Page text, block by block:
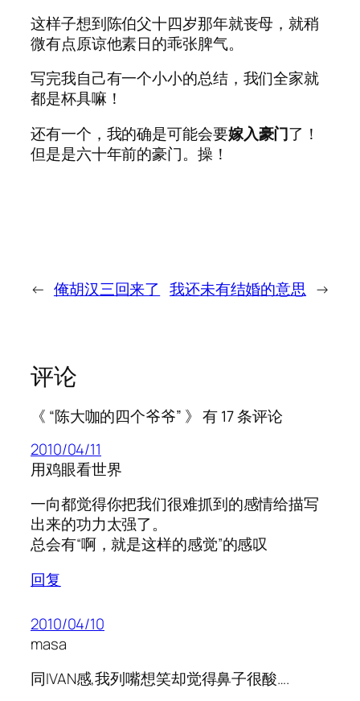
这样子想到陈伯父十四岁那年就丧母，就稍
微有点原谅他素日的乖张脾气。
写完我自己有一个小小的总结，我们全家就
都是杯具嘛！
还有一个，我的确是可能会要嫁入豪门了！
但是是六十年前的豪门。操！
← 俺胡汉三回来了 我还未有结婚的意思 →
评论
《 “陈大咖的四个爷爷” 》 有 17 条评论
2010/04/11
用鸡眼看世界
一向都觉得你把我们很难抓到的感情给描写
出来的功力太强了。
总会有“啊，就是这样的感觉”的感叹
回复
2010/04/10
masa
同IVAN感,我列嘴想笑却觉得鼻子很酸….